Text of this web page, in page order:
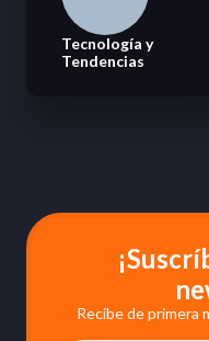
Tecnología y
Tendencias
Recibe de primera